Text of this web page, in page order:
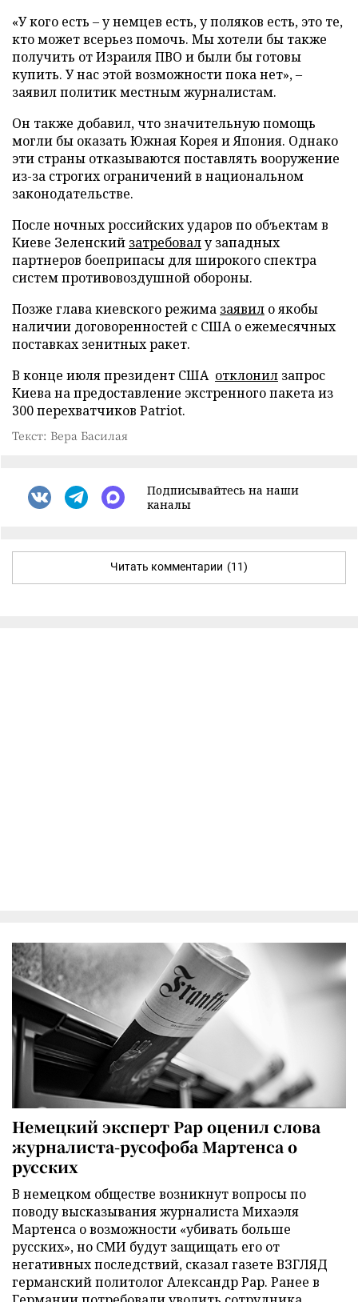
«У кого есть – у немцев есть, у поляков есть, это те,
кто может всерьез помочь. Мы хотели бы также
получить от Израиля ПВО и были бы готовы
купить. У нас этой возможности пока нет», –
заявил политик местным журналистам.
Он также добавил, что значительную помощь
могли бы оказать Южная Корея и Япония. Однако
эти страны отказываются поставлять вооружение
из-за строгих ограничений в национальном
законодательстве.
После ночных российских ударов по объектам в
Киеве Зеленский затребовалу западных
партнеров боеприпасы для широкого спектра
систем противовоздушной обороны.
Позже глава киевского режима заявил о якобы
наличии договоренностей с США о ежемесячных
поставках зенитных ракет.
В конце июля президент США отклонил запрос
Киева на предоставление экстренного пакета из
300 перехватчиков Patriot.
Текст: Вера Басилая
Подписывайтесь на наши
каналы
Читать комментарии (11)
Немецкий эксперт Рар оценил слова
журналиста-русофоба Мартенса о
русских
В немецком обществе возникнут вопросы по
поводу высказывания журналиста Михаэля
Мартенса о возможности «убивать больше
русских», но СМИ будут защищать его от
негативных последствий, сказал газете ВЗГЛЯД
германский политолог Александр Рар. Ранее в